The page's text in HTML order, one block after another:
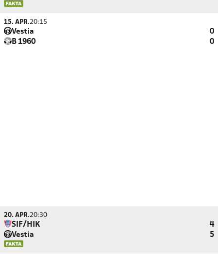
15. APR.20:15
Vestia
0
B 1960
0
20. APR.20:30
SIF/HIK
4
Vestia
5